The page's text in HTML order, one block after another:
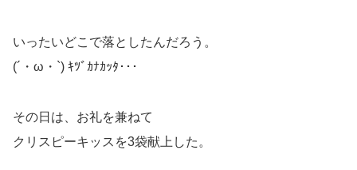
いったいどこで落としたんだろう。
(´・ω・`) ｷﾂﾞｶﾅｶｯﾀ･･･
その日は、お礼を兼ねて
クリスピーキッスを3袋献上した。